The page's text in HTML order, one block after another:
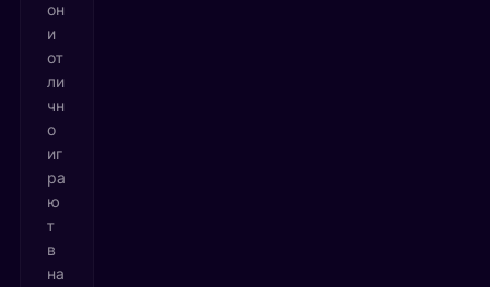
он
и
от
ли
чн
о
иг
ра
ю
т
в
на